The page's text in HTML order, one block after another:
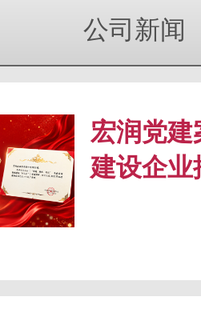
公司新闻
宏润党
建设企业